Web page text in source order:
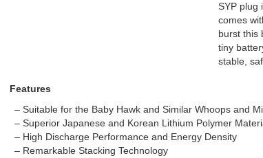
SYP plug
comes
burst this
tiny
stable,
Features
– Suitable for the Baby Hawk and Similar Whoops and
– Superior Japanese and Korean Lithium Polymer
– High Discharge Performance and Energy Density
– Remarkable Stacking Technology